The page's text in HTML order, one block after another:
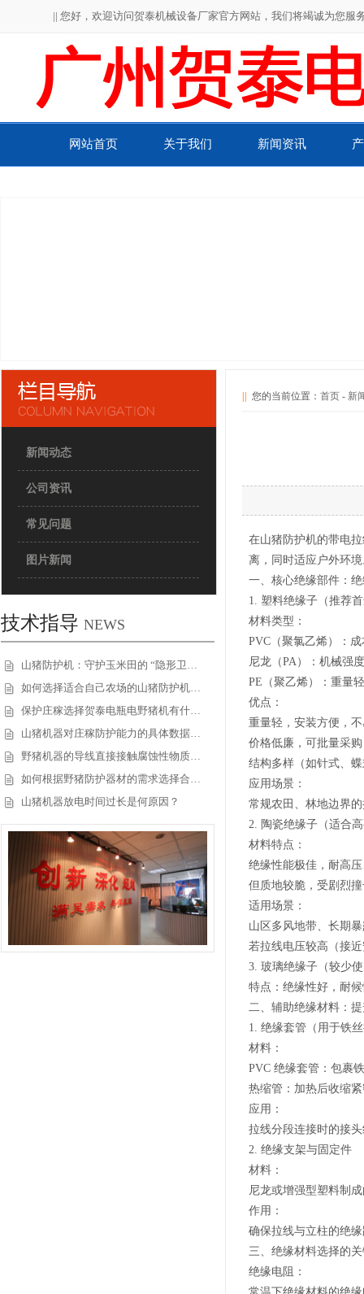
|| 您好，欢迎访问贺泰机械设备厂家官方网站，我们将竭诚为您
网站首页 关于我们 新闻资讯
新闻动态
公司资讯
常见问题
图片新闻
技术指导 NEWS
山猪防护机：守护玉米田的 “隐形卫…
如何选择适合自己农场的山猪防护机…
保护庄稼选择贺泰电瓶电野猪机有什…
山猪机器对庄稼防护能力的具体数据…
野猪机器的导线直接接触腐蚀性物质…
如何根据野猪防护器材的需求选择合…
山猪机器放电时间过长是何原因？
您的当前位置： 首页 - 新
在山猪防护机的带电
离，同时适应户外环
一、核心绝缘部件：
1. 塑料绝缘子（推荐
材料类型：
PVC（聚氯乙烯）：
尼龙（PA）：机械强
PE（聚乙烯）：重量
优点：
重量轻，安装方便，
价格低廉，可批量采
结构多样（如针式、
应用场景：
常规农田、林地边界
2. 陶瓷绝缘子（适合
材料特点：
绝缘性能极佳，耐高
但质地较脆，受剧烈
适用场景：
山区多风地带、长期
若拉线电压较高（接
3. 玻璃绝缘子（较少
特点：绝缘性好，耐
二、辅助绝缘材料：
1. 绝缘套管（用于铁
材料：
PVC 绝缘套管：包裹
热缩管：加热后收缩
应用：
拉线分段连接时的接
2. 绝缘支架与固定件
材料：
尼龙或增强型塑料制
作用：
确保拉线与立柱的绝
三、绝缘材料选择的
绝缘电阻：